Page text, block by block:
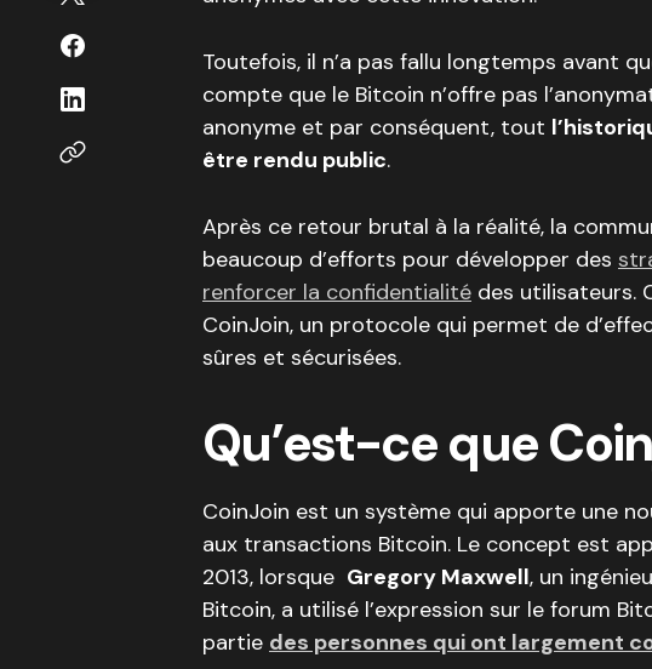
Toutefois, il n’a pas fallu longtemps avant
compte que le Bitcoin n’offre pas
anonyme et par conséquent, tout
être rendu public.
Après ce retour brutal à la réalité, la
beaucoup d’efforts pour développer des
renforcer la confidentialité des utilisateurs.
CoinJoin, un protocole qui permet de
sûres et sécurisées.
Qu’est-ce que
CoinJoin est un système qui apporte une
aux transactions Bitcoin. Le concept est
2013, lorsque Gregory Maxwell, un
Bitcoin, a utilisé l’expression sur le forum
partie des personnes qui ont largement